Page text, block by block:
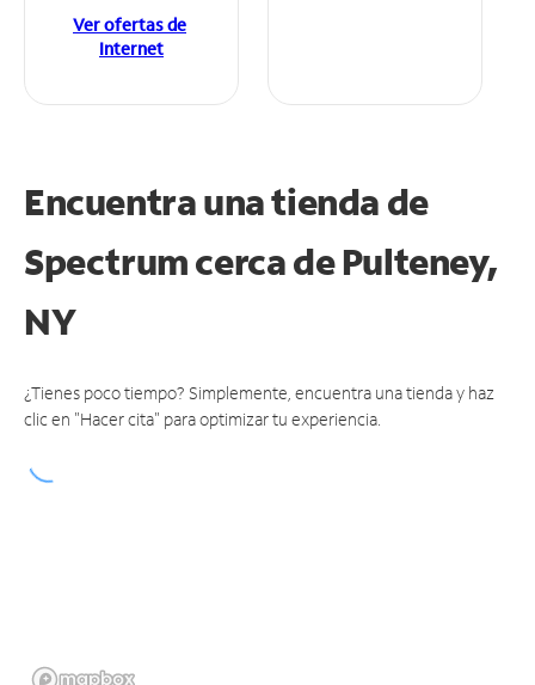
Ver ofertas de
Internet
Encuentra una tienda de
Spectrumcerca de Pulteney,
NY
¿Tienes poco tiempo? Simplemente, encuentra una tienda y haz
clic en "Hacer cita" para optimizar tu experiencia.